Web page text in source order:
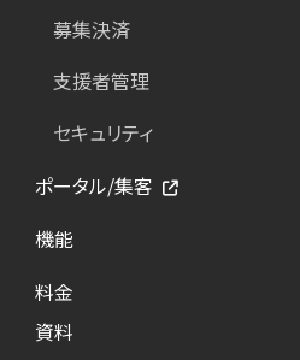
募集決済
支援者管理
セキュリティ
ポータル/集客
機能
料金
資料